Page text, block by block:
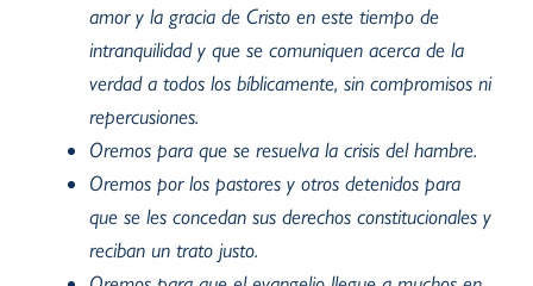
amor y la gracia de Cristo en este tiempo de
intranquilidad y que se comuniquen acerca de la
verdad a todos los bíblicamente, sin compromisos ni
repercusiones.
Oremos para que se resuelva la crisis del hambre.
Oremos por los pastores y otros detenidos para
que se les concedan sus derechos constitucionales y
reciban un trato justo.